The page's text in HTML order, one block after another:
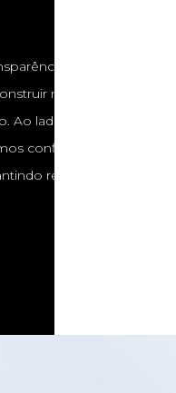
em cada
não é apenas
Ao lado de clientes,
confiança, respeito e
resultados que